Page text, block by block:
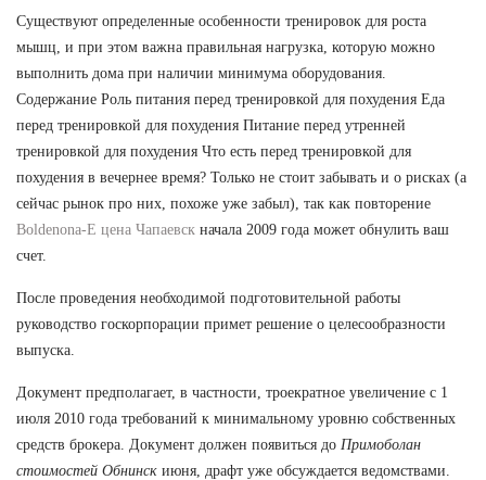
Существуют определенные особенности тренировок для роста
мышц, и при этом важна правильная нагрузка, которую можно
выполнить дома при наличии минимума оборудования.
Содержание Роль питания перед тренировкой для похудения Еда
перед тренировкой для похудения Питание перед утренней
тренировкой для похудения Что есть перед тренировкой для
похудения в вечернее время? Только не стоит забывать и о рисках (а
сейчас рынок про них, похоже уже забыл), так как повторение
Boldenona-E цена Чапаевск начала 2009 года может обнулить ваш
счет.
После проведения необходимой подготовительной работы
руководство госкорпорации примет решение о целесообразности
выпуска.
Документ предполагает, в частности, троекратное увеличение с 1
июля 2010 года требований к минимальному уровню собственных
средств брокера. Документ должен появиться до Примоболан
стоимостей Обнинск июня, драфт уже обсуждается ведомствами.